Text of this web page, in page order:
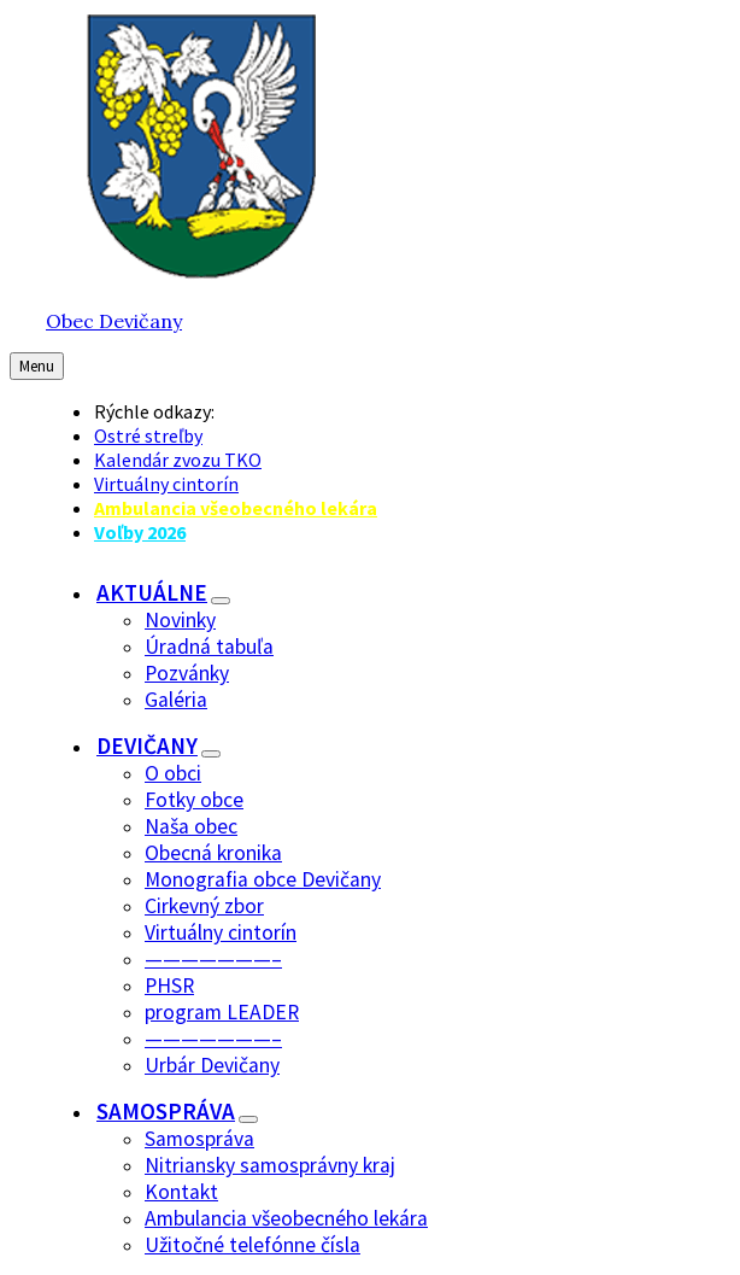
Obec Devičany
Menu
Rýchle odkazy:
Ostré streľby
Kalendár zvozu TKO
Virtuálny cintorín
Ambulancia všeobecného lekára
Voľby 2026
AKTUÁLNE
Novinky
Úradná tabuľa
Pozvánky
Galéria
DEVIČANY
O obci
Fotky obce
Naša obec
Obecná kronika
Monografia obce Devičany
Cirkevný zbor
Virtuálny cintorín
———————–
PHSR
program LEADER
———————–
Urbár Devičany
SAMOSPRÁVA
Samospráva
Nitriansky samosprávny kraj
Kontakt
Ambulancia všeobecného lekára
Užitočné telefónne čísla